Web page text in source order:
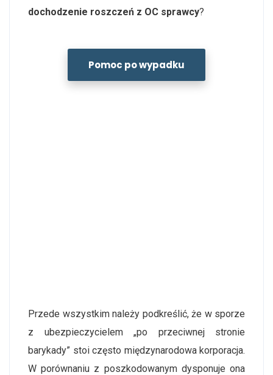
dochodzenie roszczeń z OC sprawcy?
Pomoc po wypadku
Przede wszystkim należy podkreślić, że w sporze
z ubezpieczycielem „po przeciwnej stronie
barykady” stoi często międzynarodowa korporacja.
W porównaniu z poszkodowanym dysponuje ona